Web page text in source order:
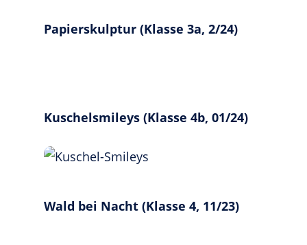
Papierskulptur (Klasse 3a, 2/24)
Kuschelsmileys (Klasse 4b, 01/24)
Wald bei Nacht (Klasse 4, 11/23)